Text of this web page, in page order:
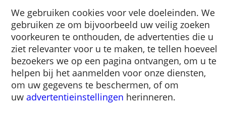
belangrijke rol. Zonder cookies zou het
van internet veel frustrerender zijn.
We gebruiken cookies voor vele
gebruiken ze om bijvoorbeeld uw veilig
voorkeuren te onthouden, de advertenties
ziet relevanter voor u te maken, te tellen